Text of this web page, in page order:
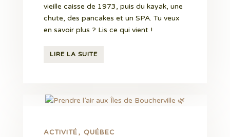
vieille caisse de 1973, puis du kayak, une
chute, des pancakes et un SPA. Tu veux
en savoir plus ? Lis ce qui vient !
LIRE LA SUITE
ACTIVITÉ QUÉBEC